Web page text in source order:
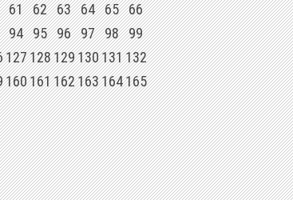
61 62 63 64 65 66
94 95 96 97 98 99
127128129130131132
160161162163164165